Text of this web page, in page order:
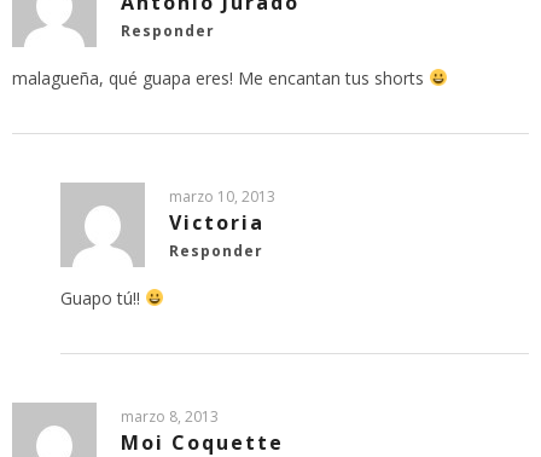
Responder
malagueña, qué guapa eres! Me encantan tus shorts
marzo 10, 2013
Victoria
Responder
Guapo tú!!
marzo 8, 2013
Moi Coquette